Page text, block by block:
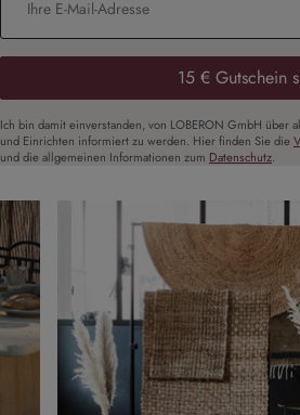
15 € Gutschein
Ich bin damit einverstanden, von LOBERON GmbH über
und Einrichten informiert zu werden. Hier finden Sie die
und die allgemeinen Informationen zum Datenschutz.